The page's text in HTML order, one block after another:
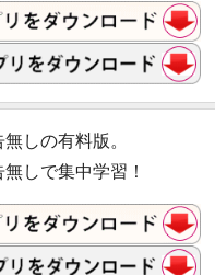
しの有料版。
しで集中学習！